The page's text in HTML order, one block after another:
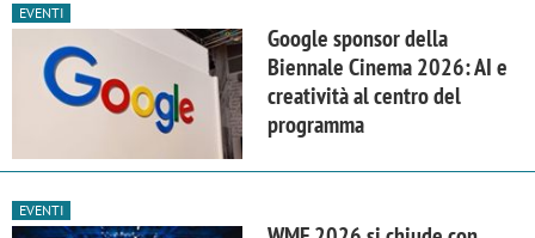
EVENTI
Google sponsor della
Biennale Cinema 2026: AI e
creatività al centro del
programma
EVENTI